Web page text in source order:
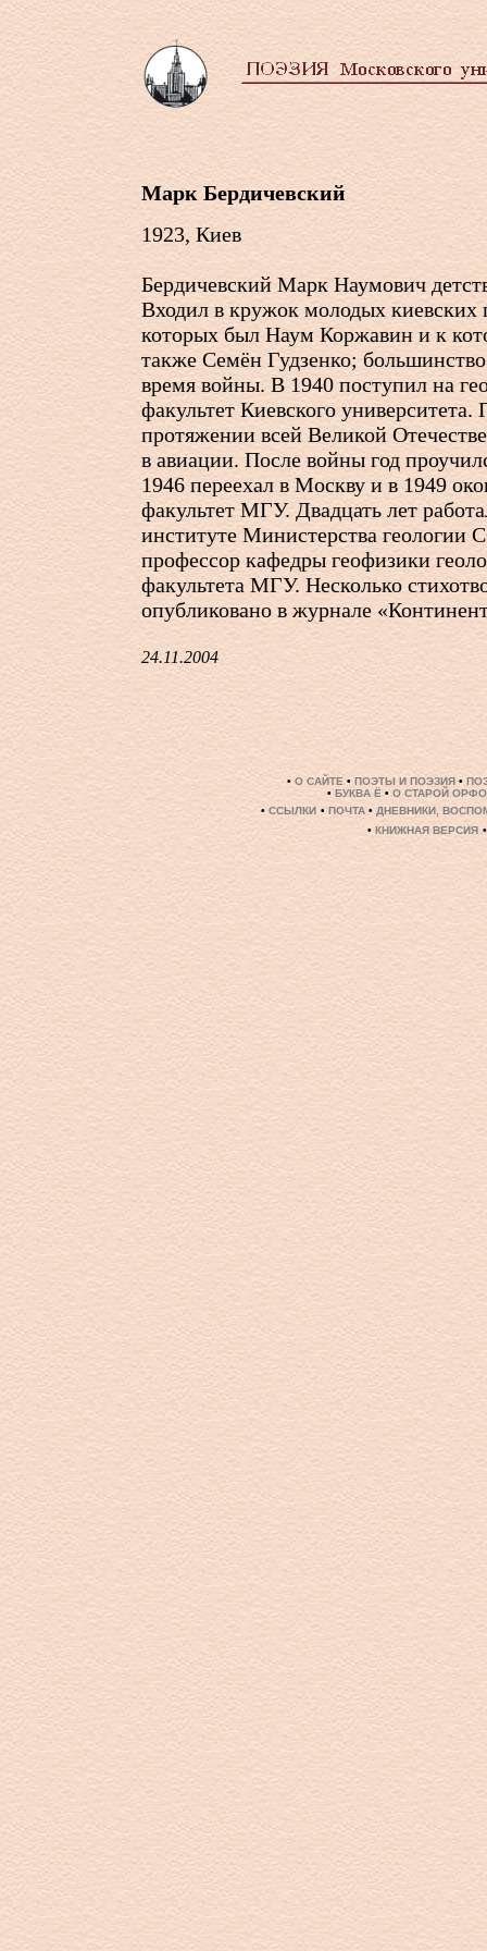
Марк Бердичевский
1923, Киев
Бердичевский Марк Наумович
Входил в кружок молодых
которых был Наум Коржавин и к
также Семён Гудзенко;
время войны. В 1940 поступил на
факультет Киевского университета.
протяжении всей Великой
в авиации. После войны год
1946 переехал в Москву и в 1949
факультет МГУ. Двадцать лет
институте Министерства геологии
профессор кафедры геофизики
факультета МГУ. Несколько
опубликовано в журнале
24.11.2004